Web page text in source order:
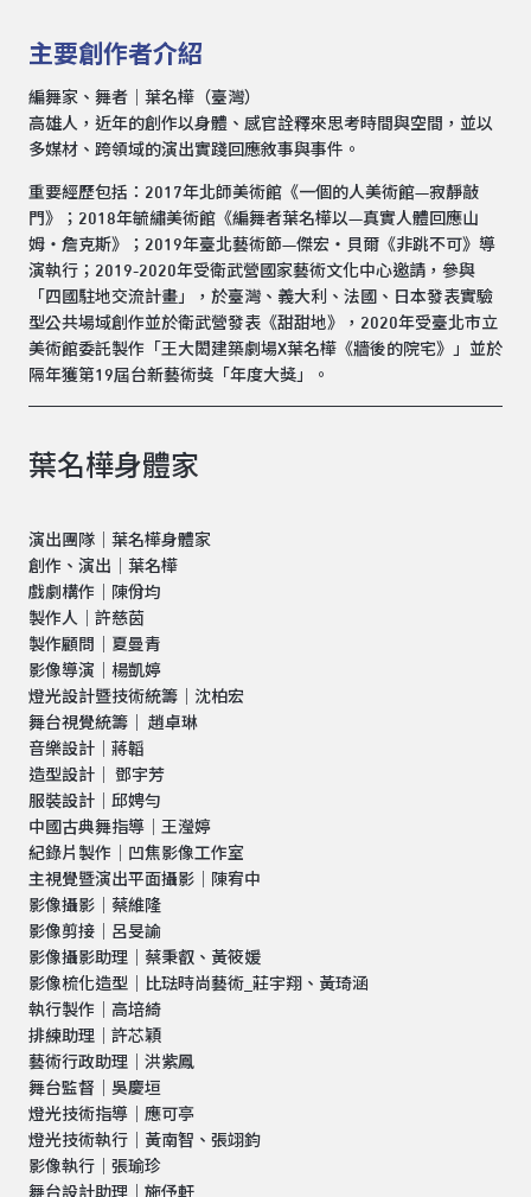
主要創作者介紹
編舞家、舞者｜葉名樺（臺灣）
高雄人，近年的創作以身體、感官詮釋來思考時間與空間，並以
多媒材、跨領域的演出實踐回應敘事與事件。
重要經歷包括：2017年北師美術館《一個的人美術館—寂靜敲
門》；2018年毓繡美術館《編舞者葉名樺以—真實人體回應山
姆‧詹克斯》；2019年臺北藝術節—傑宏‧貝爾《非跳不可》導
演執行；2019-2020年受衛武營國家藝術文化中心邀請，參與
「四國駐地交流計畫」，於臺灣、義大利、法國、日本發表實驗
型公共場域創作並於衛武營發表《甜甜地》，2020年受臺北市立
美術館委託製作「王大閎建築劇場X葉名樺《牆後的院宅》」並於
隔年獲第19屆台新藝術獎「年度大獎」。
葉名樺身體家
演出團隊│葉名樺身體家
創作、演出│葉名樺
戲劇構作│陳佾均
製作人│許慈茵
製作顧問│夏曼青
影像導演│楊凱婷
燈光設計暨技術統籌│沈柏宏
舞台視覺統籌│ 趙卓琳
音樂設計│蔣韜
造型設計│ 鄧宇芳
服裝設計│邱娉勻
中國古典舞指導│王瀅婷
紀錄片製作│凹焦影像工作室
主視覺暨演出平面攝影│陳宥中
影像攝影│蔡維隆
影像剪接│呂旻諭
影像攝影助理│蔡秉叡、黃筱媛
影像梳化造型│比琺時尚藝術_莊宇翔、黃琦涵
執行製作│高培綺
排練助理│許芯穎
藝術行政助理│洪紫鳳
舞台監督│吳慶垣
燈光技術指導│應可亭
燈光技術執行│黃南智、張翊鈞
影像執行｜張瑜珍
舞台設計助理｜施伃軒